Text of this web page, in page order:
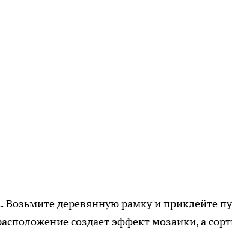
Возьмите деревянную рамку и приклейте
создает эффект мозаики, а